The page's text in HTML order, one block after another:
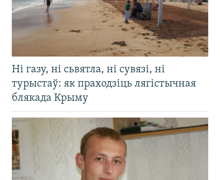
Ні газу, ні сьвятла, ні сувязі, ні
турыстаў: як праходзіць лягістычная
блякада Крыму